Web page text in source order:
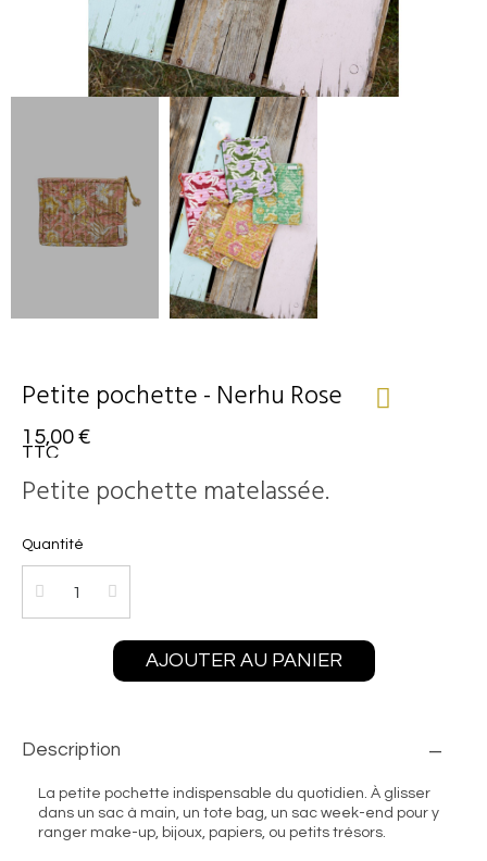
Petite pochette - Nerhu Rose
15,00 €
TTC
Petite pochette matelassée.
Quantité
AJOUTER AU PANIER
Description
La petite pochette indispensable du quotidien. À glisser
dans un sac à main, un tote bag, un sac week-end pour y
ranger make-up, bijoux, papiers, ou petits trésors.